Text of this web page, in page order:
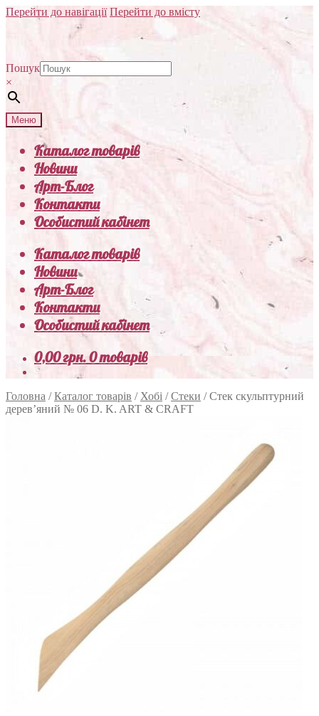
Перейти до навігації Перейти до вмісту
Пошук
×
Меню
Каталог товарів
Новини
Арт-Блог
Контакти
Особистий кабінет
Каталог товарів
Новини
Арт-Блог
Контакти
Особистий кабінет
0,00грн.0 товарів
Головна /Каталог товарів / Хобі /Стеки /Стек скульптурний
дерев’яний № 06 D. K. ART & CRAFT